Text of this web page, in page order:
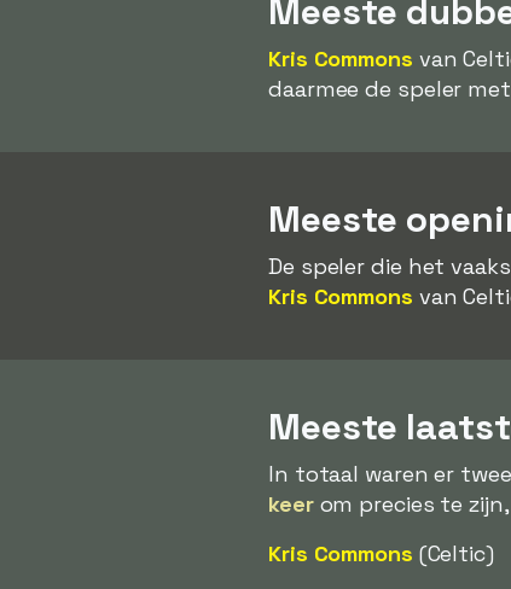
Meeste
Kris Commons van
daarmee de speler
Meeste
De speler die het
Kris Commons van
Meeste
In totaal waren er
keerom precies te
Kris Commons (Celtic)